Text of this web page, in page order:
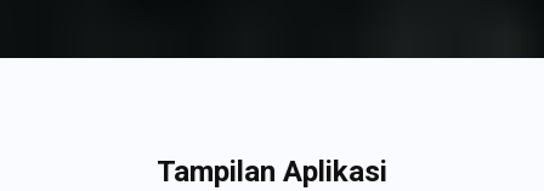
Tampilan Aplikasi